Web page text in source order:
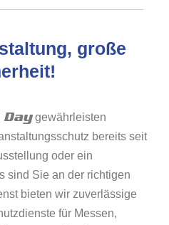
große
Daygewährleisten
bereits seit
oder ein
sind Sie an der richtigen
bieten wir zuverlässige
für Messen,